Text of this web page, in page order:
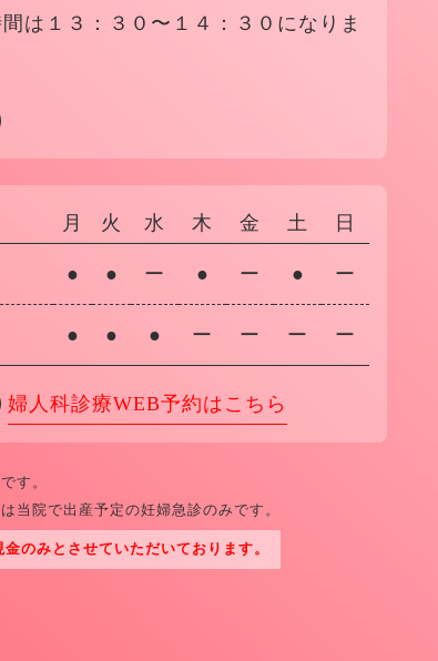
は１３：３０〜１４：３０になりま
月 火 水 木 金 土 日
● ● ー ● ー ● ー
● ● ● ー ー ー ー
婦人科診療WEB予約はこちら
す。
当院で出産予定の妊婦急診のみです。
のみとさせていただいております。